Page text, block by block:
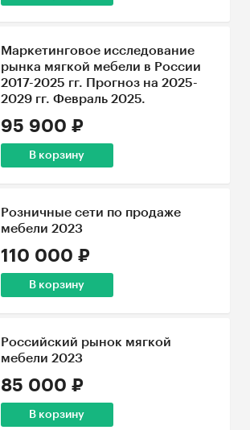
Маркетинговое исследование
рынка мягкой мебели в России
2017-2025 гг. Прогноз на 2025-
2029 гг. Февраль 2025.
95 900 ₽
В корзину
Розничные сети по продаже
мебели 2023
110 000 ₽
В корзину
Российский рынок мягкой
мебели 2023
85 000 ₽
В корзину